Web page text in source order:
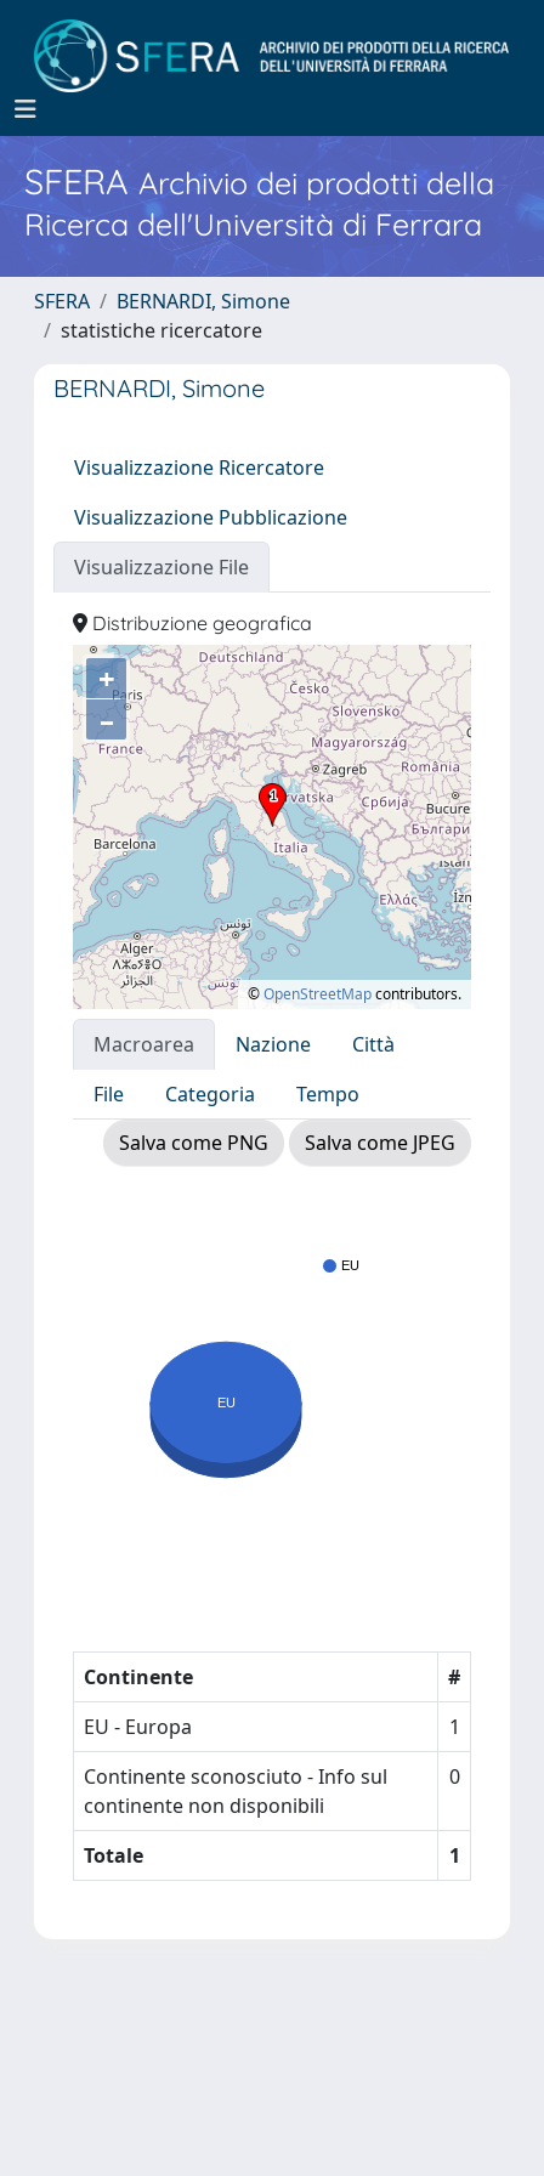
SFERA Archivio dei prodotti della
Ricerca dell'Università di Ferrara
SFERA
BERNARDI, Simone
statistiche ricercatore
BERNARDI, Simone
Visualizzazione Ricercatore
Visualizzazione Pubblicazione
Visualizzazione File
Distribuzione geografica
+
–
©OpenStreetMapcontributors.
Macroarea Nazione
Città
File
Categoria
Tempo
Salva come PNG
Salva come JPEG
EU
EU
Continente
#
EU - Europa
1
Continente sconosciuto - Info sul
continente non disponibili
0
Totale 1